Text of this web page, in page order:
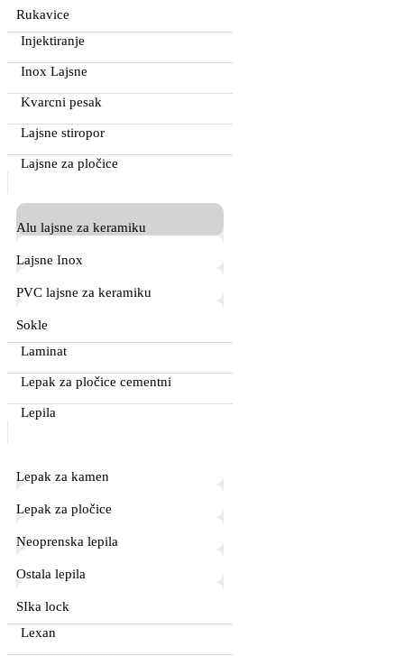
Rukavice
Injektiranje
Inox Lajsne
Kvarcni pesak
Lajsne stiropor
Lajsne za pločice
Alu lajsne za keramiku
Lajsne Inox
PVC lajsne za keramiku
Sokle
Laminat
Lepak za pločice cementni
Lepila
Lepak za kamen
Lepak za pločice
Neoprenska lepila
Ostala lepila
SIka lock
Lexan